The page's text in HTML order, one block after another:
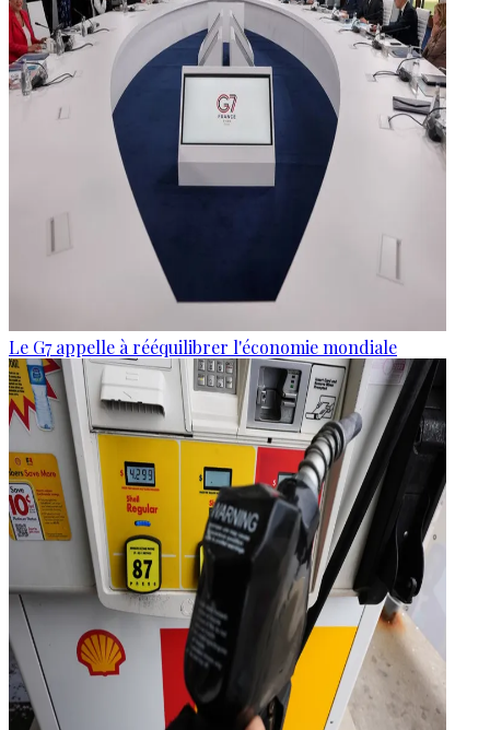
Le G7 appelle à rééquilibrer l'économie mondiale